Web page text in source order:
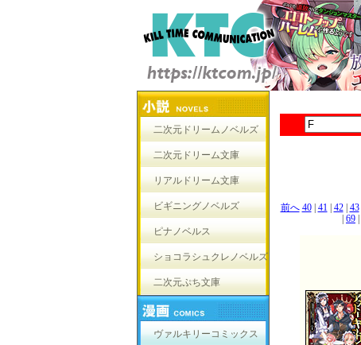
二次元ドリームノベルズ
二次元ドリーム文庫
リアルドリーム文庫
ビギニングノベルズ
ピナノベルス
ショコラシュクレノベルズ
二次元ぷち文庫
ヴァルキリーコミックス
前へ 40| 41| 42| 43|
69